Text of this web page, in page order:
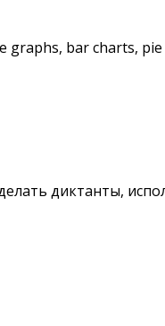
graphs, bar charts,
диктанты,